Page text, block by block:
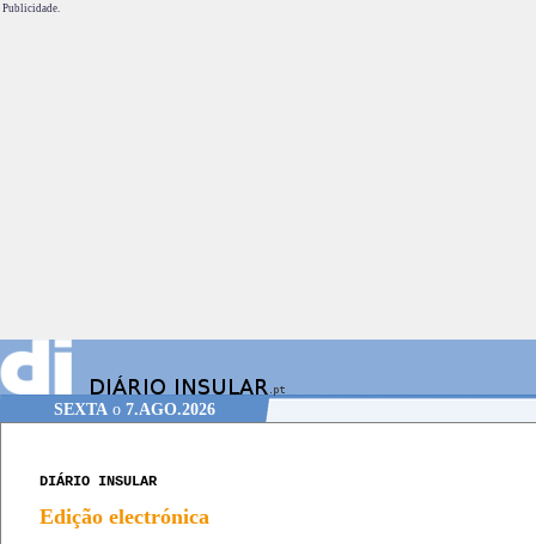
Publicidade.
SEXTA o 7.AGO.2026
DIÁRIO INSULAR
Edição electrónica